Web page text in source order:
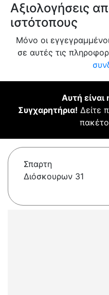
Αξιολογήσεις
ιστότοπους
Μόνο οι
σε αυτές τις
Αυτή είναι
Συγχαρητήρια! Δείτε
Σπαρτη
Διόσκουρων 31